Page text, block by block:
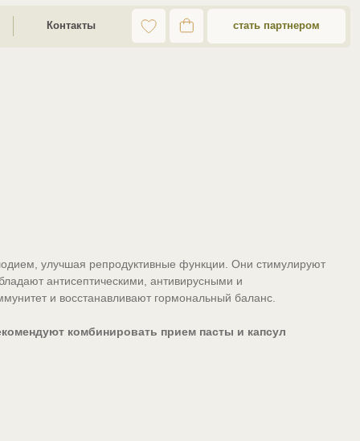
стать партнером
улучшая репродуктивные функции. Они стимулируют
антисептическими, антивирусными и
и восстанавливают гормональный баланс.
комбинировать прием пасты и капсул